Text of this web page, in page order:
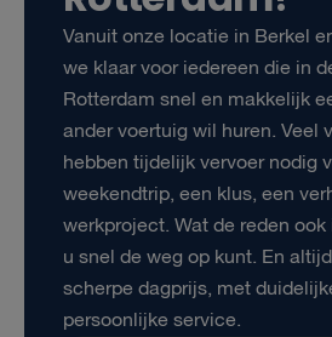
Vanuit onze locatie in Berkel
we klaar voor iedereen die in
Rotterdam snel en makkelijk
ander voertuig wil huren. Veel
hebben tijdelijk vervoer nodig
weekendtrip, een klus, een
werkproject. Wat de reden
u snel de weg op kunt. En
scherpe dagprijs, met
persoonlijke service.